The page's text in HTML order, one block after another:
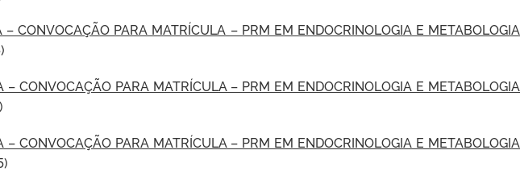
– CONVOCAÇÃO PARA MATRÍCULA – PRM EM ENDOCRINOLOGIA E METABOLOGIA
– CONVOCAÇÃO PARA MATRÍCULA – PRM EM ENDOCRINOLOGIA E METABOLOGIA
– CONVOCAÇÃO PARA MATRÍCULA – PRM EM ENDOCRINOLOGIA E METABOLOGIA